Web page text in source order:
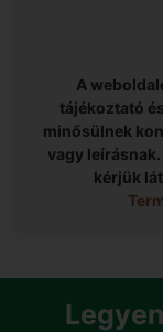
A
tájékoztató
minősülnek
vagy
kérjük